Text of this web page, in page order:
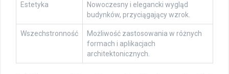
Estetyka
Nowoczesny i elegancki wygląd
budynków, przyciągający wzrok.
Wszechstronność
Możliwość zastosowania w różnych
formach i aplikacjach
architektonicznych.